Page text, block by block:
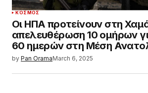
ΚΌΣΜΟΣ
Οι ΗΠΑ προτείνουν στη
απελευθέρωση 10 ομήρων
60 ημερών στη Μέση
by Pan OramaMarch 6, 2025